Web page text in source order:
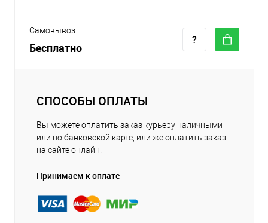
Самовывоз
Бесплатно
СПОСОБЫ ОПЛАТЫ
Вы можете оплатить заказ курьеру наличными
или по банковской карте, или же оплатить заказ
на сайте онлайн.
Принимаем к оплате